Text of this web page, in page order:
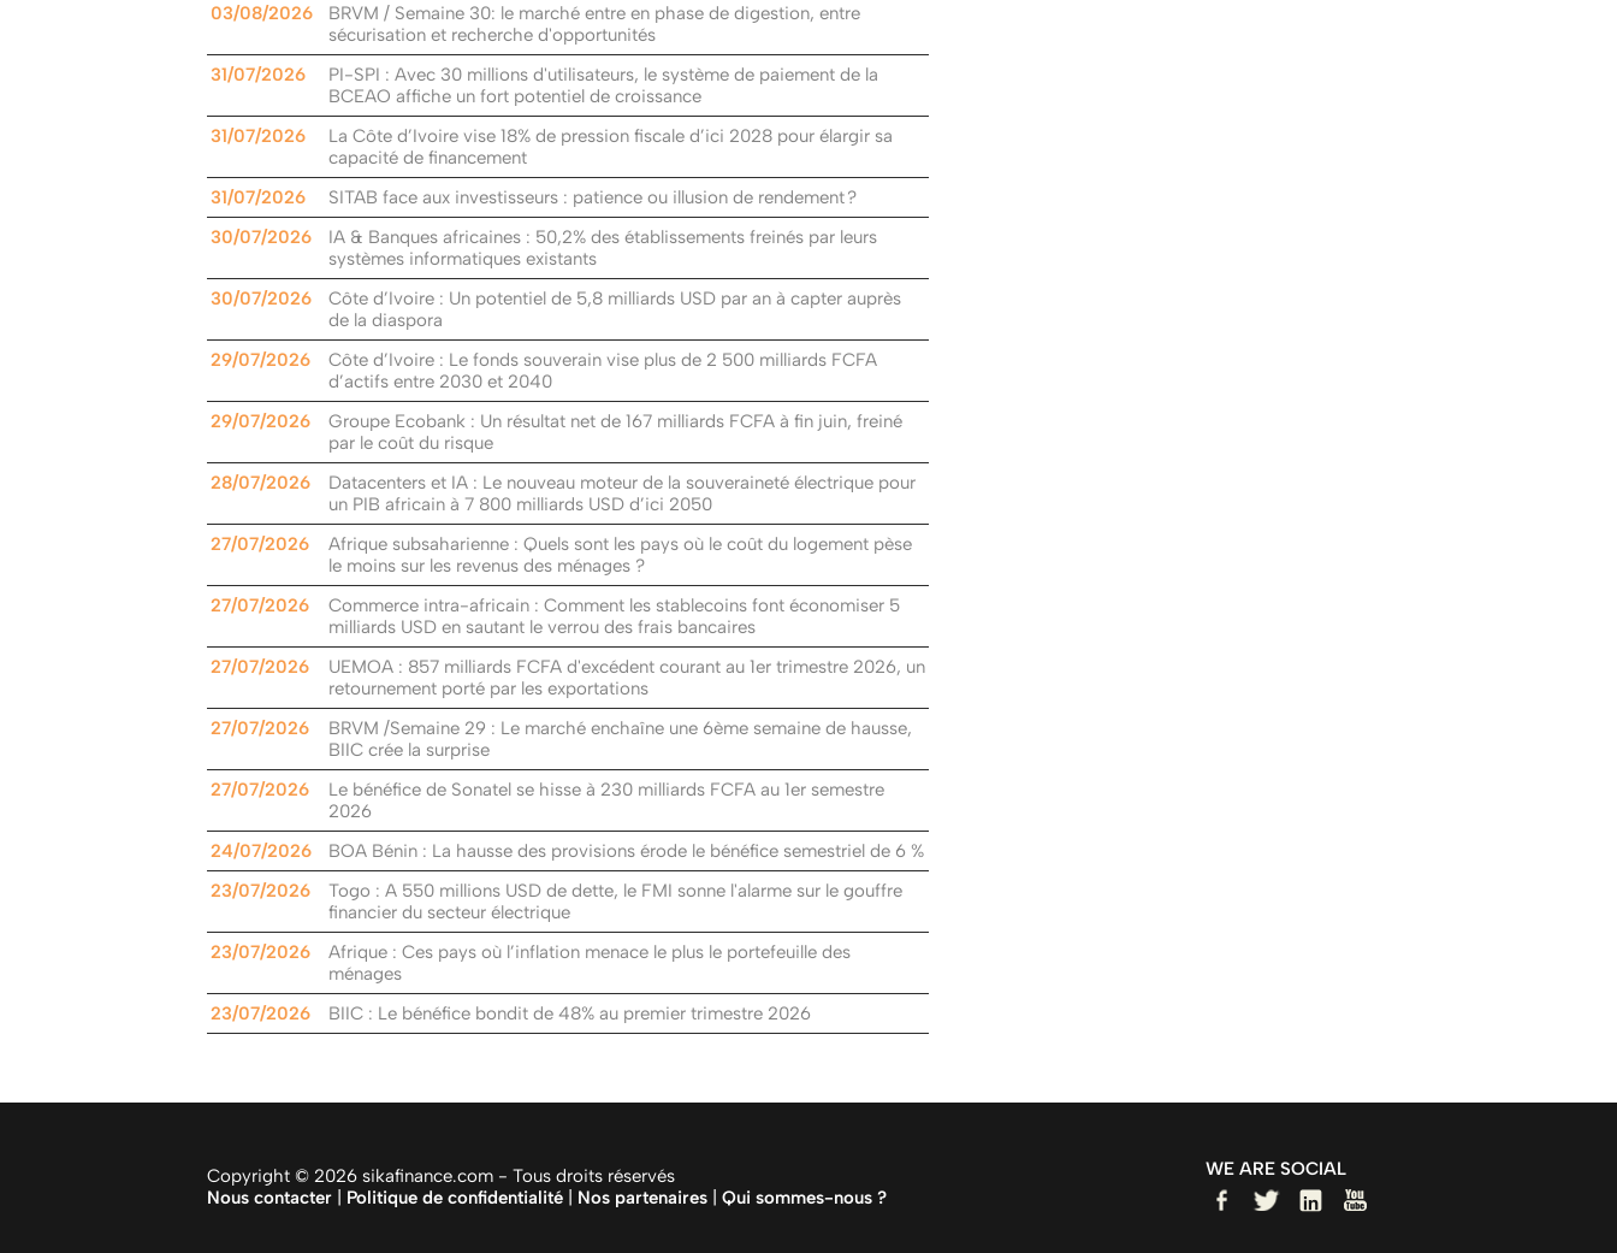
03/08/2026
BRVM / Semaine 30: le marché entre en phase de digestion, entre
sécurisation et recherche d'opportunités
31/07/2026
PI-SPI : Avec 30 millions d'utilisateurs, le système de paiement de la
BCEAO affiche un fort potentiel de croissance
31/07/2026
La Côte d’Ivoire vise 18% de pression fiscale d’ici 2028 pour élargir sa
capacité de financement
31/07/2026
SITAB face aux investisseurs : patience ou illusion de rendement ?
30/07/2026
IA & Banques africaines : 50,2% des établissements freinés par leurs
systèmes informatiques existants
30/07/2026
Côte d’Ivoire : Un potentiel de 5,8 milliards USD par an à capter auprès
de la diaspora
29/07/2026
Côte d’Ivoire : Le fonds souverain vise plus de 2 500 milliards FCFA
d’actifs entre 2030 et 2040
29/07/2026
Groupe Ecobank : Un résultat net de 167 milliards FCFA à fin juin, freiné
par le coût du risque
28/07/2026
Datacenters et IA : Le nouveau moteur de la souveraineté électrique pour
un PIB africain à 7 800 milliards USD d’ici 2050
27/07/2026
Afrique subsaharienne : Quels sont les pays où le coût du logement pèse
le moins sur les revenus des ménages ?
27/07/2026
Commerce intra-africain : Comment les stablecoins font économiser 5
milliards USD en sautant le verrou des frais bancaires
27/07/2026
UEMOA : 857 milliards FCFA d'excédent courant au 1er trimestre 2026, un
retournement porté par les exportations
27/07/2026
BRVM /Semaine 29 : Le marché enchaîne une 6ème semaine de hausse,
BIIC crée la surprise
27/07/2026
Le bénéfice de Sonatel se hisse à 230 milliards FCFA au 1er semestre
2026
24/07/2026
BOA Bénin : La hausse des provisions érode le bénéfice semestriel de 6 %
23/07/2026
Togo : A 550 millions USD de dette, le FMI sonne l'alarme sur le gouffre
financier du secteur électrique
23/07/2026
Afrique : Ces pays où l’inflation menace le plus le portefeuille des
ménages
23/07/2026
BIIC : Le bénéfice bondit de 48% au premier trimestre 2026
Copyright © 2026 sikafinance.com - Tous droits réservés
Nous contacter
Politique de confidentialité Nos partenaires Qui sommes-nous ?
WE ARE SOCIAL